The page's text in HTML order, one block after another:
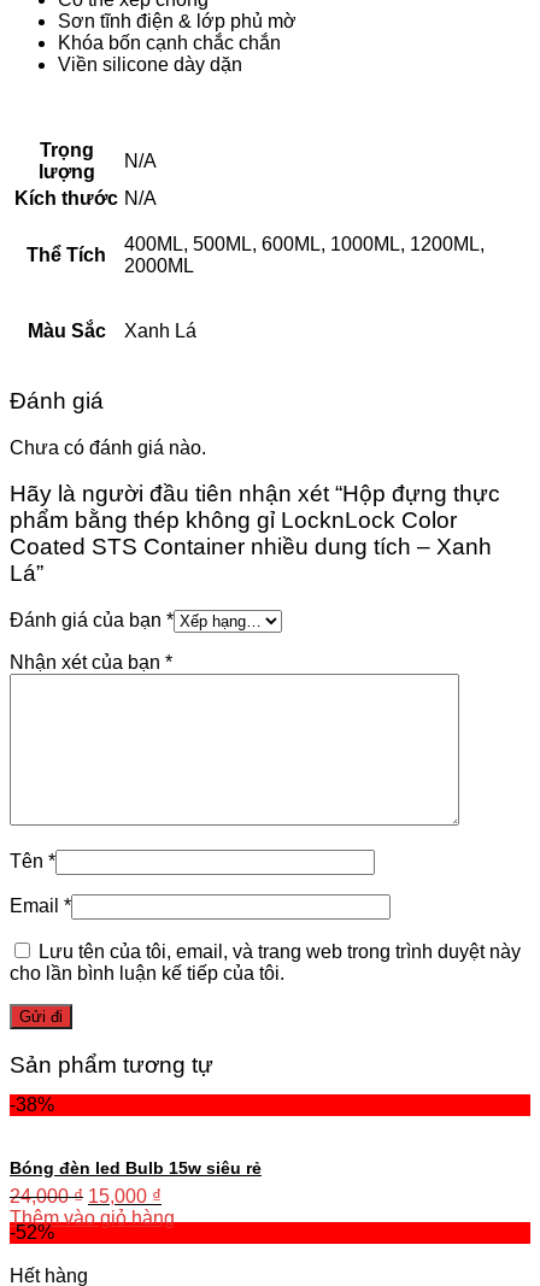
Sơn tĩnh điện & lớp phủ mờ
Khóa bốn cạnh chắc chắn
Viền silicone dày dặn
Trọng
lượng
N/A
Kích thước N/A
Thể Tích
400ML, 500ML, 600ML, 1000ML, 1200ML,
2000ML
Màu Sắc Xanh Lá
Đánh giá
Chưa có đánh giá nào.
Hãy là người đầu tiên nhận xét “Hộp đựng thực
phẩm bằng thép không gỉ LocknLock Color
Coated STS Container nhiều dung tích – Xanh
Lá”
Đánh giá của bạn *
Nhận xét của bạn *
Tên *
Email *
Lưu tên của tôi, email, và trang web trong trình duyệt này
cho lần bình luận kế tiếp của tôi.
Sản phẩm tương tự
-38%
Bóng đèn led Bulb 15w siêu rẻ
24,000₫ 15,000 ₫
Thêm vào giỏ hàng
-52%
Hết hàng